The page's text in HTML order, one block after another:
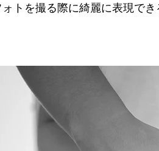
ォトを撮る際に綺麗に表現で